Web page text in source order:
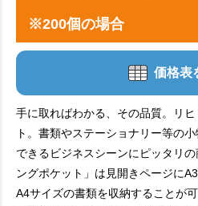
※200個の場合
価格表
手に取ればわかる、その品質。リ
ト。書類やステーショナリー等の
できるビジネスシーンにピッタリ
ングポケット」は見開きページに
A4サイズの書類を収納することが